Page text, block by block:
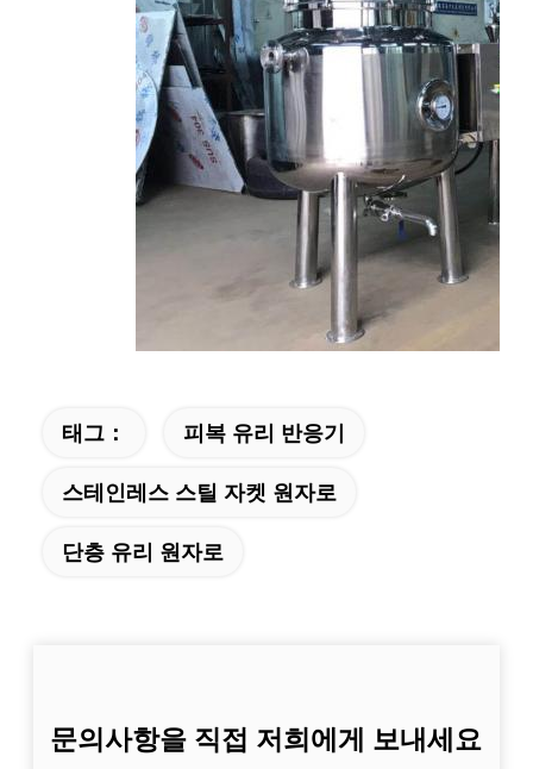
태그： 피복 유리 반응기
스테인레스 스틸 자켓 원자로
단층 유리 원자로
문의사항을 직접 저희에게 보내세요